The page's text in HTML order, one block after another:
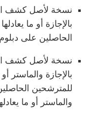
نسخة لأصل كشف
بالإجازة أو ما
الحاصلين على دبلوم
نسخة لأصل كشف
بالإجازة والماستر
للمترشحين
والماستر أو ما